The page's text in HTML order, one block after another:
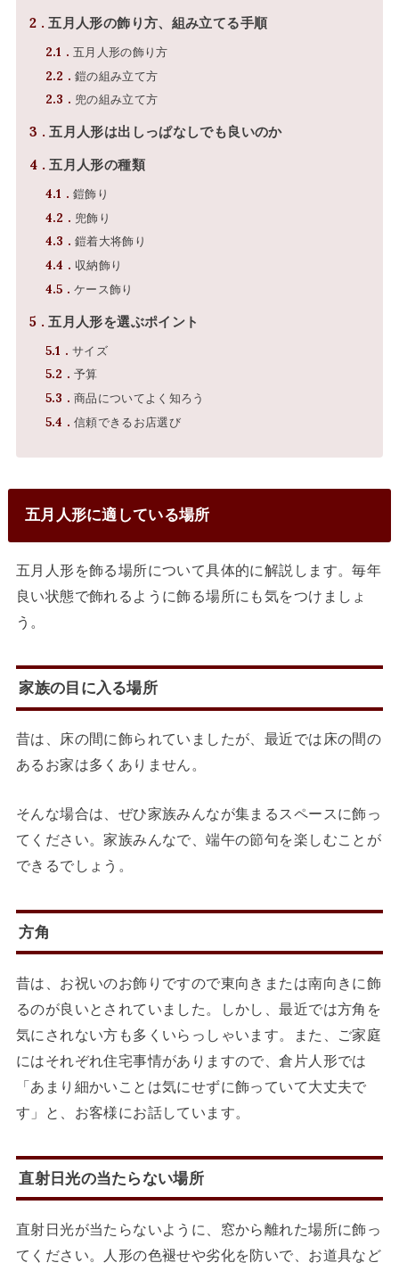
2 五月人形の飾り方、組み立てる手順
2.1 五月人形の飾り方
2.2 鎧の組み立て方
2.3 兜の組み立て方
3 五月人形は出しっぱなしでも良いのか
4 五月人形の種類
4.1 鎧飾り
4.2 兜飾り
4.3 鎧着大将飾り
4.4 収納飾り
4.5 ケース飾り
5 五月人形を選ぶポイント
5.1 サイズ
5.2 予算
5.3 商品についてよく知ろう
5.4 信頼できるお店選び
五月人形に適している場所
五月人形を飾る場所について具体的に解説します。毎年
良い状態で飾れるように飾る場所にも気をつけましょ
う。
家族の目に入る場所
昔は、床の間に飾られていましたが、最近では床の間の
あるお家は多くありません。
そんな場合は、ぜひ家族みんなが集まるスペースに飾っ
てください。家族みんなで、端午の節句を楽しむことが
できるでしょう。
方角
昔は、お祝いのお飾りですので東向きまたは南向きに飾
るのが良いとされていました。しかし、最近では方角を
気にされない方も多くいらっしゃいます。また、ご家庭
にはそれぞれ住宅事情がありますので、倉片人形では
「あまり細かいことは気にせずに飾っていて大丈夫で
す」と、お客様にお話しています。
直射日光の当たらない場所
直射日光が当たらないように、窓から離れた場所に飾っ
てください。人形の色褪せや劣化を防いで、お道具など